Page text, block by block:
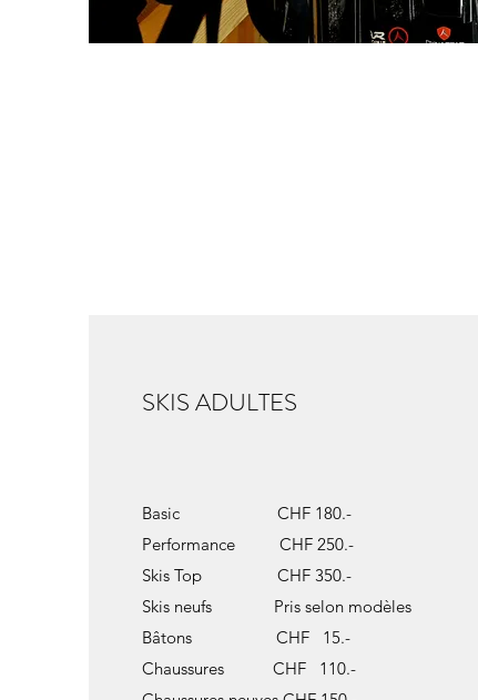
SKIS ADULTES
Basic CHF 180.-
Performance CHF 250.-
Skis Top CHF 350.-
Skis neufs Pris selon modèles
Bâtons CHF 15.-
Chaussures CHF 110.-